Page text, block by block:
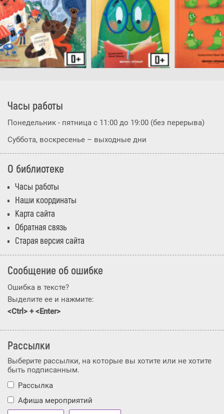
Часы работы
Понедельник - пятница с 11:00 до 19:00 (без перерыва)
Суббота, воскресенье – выходные дни
О библиотеке
Часы работы
Наши координаты
Карта сайта
Обратная связь
Старая версия сайта
Сообщение об ошибке
Ошибка в тексте?
Выделите ее и нажмите:
<Ctrl> + <Enter>
Рассылки
Выберите рассылки, на которые вы хотите или не хотите
быть подписанным.
Рассылка
Афиша мероприятий